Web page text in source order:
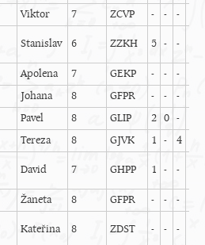
Viktor 7 ZCVP - - -
Stanislav 6 ZZKH 5 - -
Apolena 7 GEKP - - -
Johana 8 GFPR - - -
Pavel 8 GLIP 2 0 -
Tereza 8 GJVK 1 - 4
David 7 GHPP 1 - -
Žaneta 8 GFPR - - -
Kateřina 8 ZDST - - -